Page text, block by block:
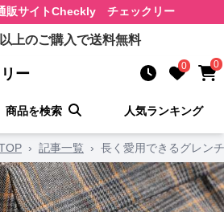
販サイトCheckly チェックリー
上のご購入で送料無料
ー 0 0
商品を検索 人気ランキング
› 記事一覧 › 長く愛用できるグレン